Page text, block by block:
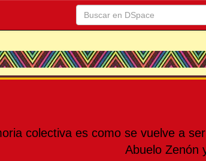
colectiva es como se vuelve a
Abuelo Zenón